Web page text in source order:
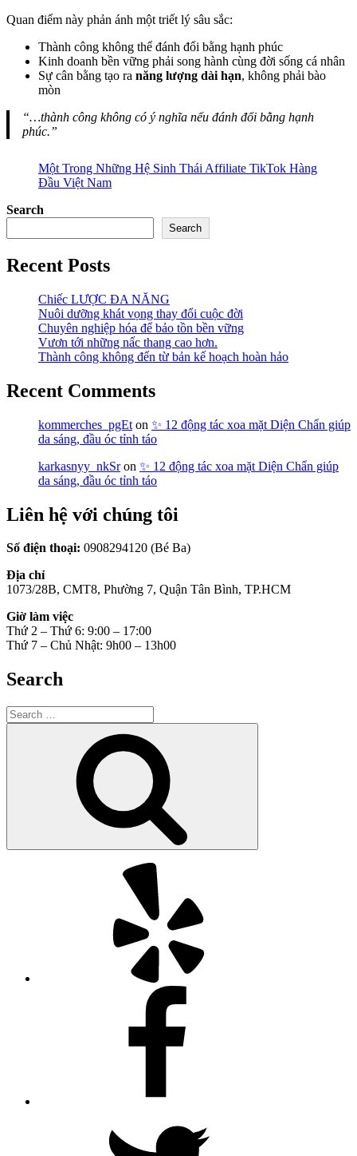
Quan điểm này phản ánh một triết lý sâu sắc:
Thành công không thể đánh đổi bằng hạnh phúc
Kinh doanh bền vững phải song hành cùng đời sống cá nhân
Sự cân bằng tạo ra năng lượng dài hạn, không phải bào
mòn
“…thành công không có ý nghĩa nếu đánh đổi bằng hạnh
phúc.”
Một Trong Những Hệ Sinh Thái Affiliate TikTok Hàng
Đầu Việt Nam
Search
Search
Recent Posts
Chiếc LƯỢC ĐA NĂNG
Nuôi dưỡng khát vọng thay đổi cuộc đời
Chuyên nghiệp hóa để bảo tồn bền vững
Vươn tới những nấc thang cao hơn.
Thành công không đến từ bản kế hoạch hoàn hảo
Recent Comments
kommerches_pgEt on ✨ 12 động tác xoa mặt Diện Chẩn giúp
da sáng, đầu óc tỉnh táo
karkasnyy_nkSron ✨ 12 động tác xoa mặt Diện Chẩn giúp
da sáng, đầu óc tỉnh táo
Liên hệ với chúng tôi
Số điện thoại: 0908294120 (Bé Ba)
Địa chỉ
1073/28B, CMT8, Phường 7, Quận Tân Bình, TP.HCM
Giờ làm việc
Thứ 2 – Thứ 6: 9:00 – 17:00
Thứ 7 – Chủ Nhật: 9h00 – 13h00
Search
Search
for: